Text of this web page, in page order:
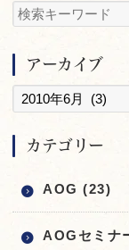
アーカイブ
カテゴリー
AOG (23)
AOGセミナ